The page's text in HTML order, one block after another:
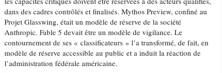
dans des cadres contrôlés et finalisés. Mythos Preview, confiné au
Projet Glasswing, était un modèle de réserve de la société
Anthropic. Fable 5 devait être un modèle de vigilance. Le
contournement de ses « classificateurs » l’a transformé, de fait, en
modèle de réserve accessible au public et a induit la réaction de
l’administration fédérale américaine.